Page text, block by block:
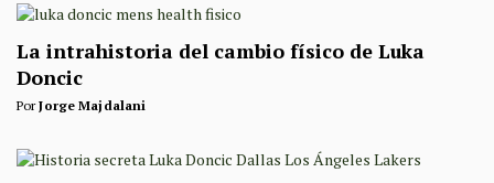
La intrahistoria del cambio físico de Luka
Doncic
PorJorge Majdalani